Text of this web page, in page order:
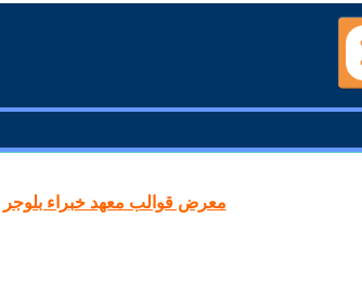
معرض قوالب معهد خبراء بلوجر